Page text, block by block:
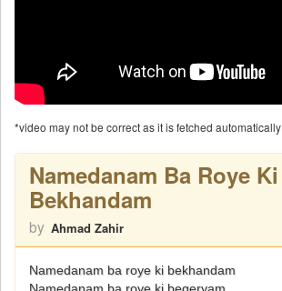
*video may not be correct as it is fetched automatically
Namedanam Ba Roye Ki
Bekhandam
by Ahmad Zahir
Namedanam ba roye ki bekhandam